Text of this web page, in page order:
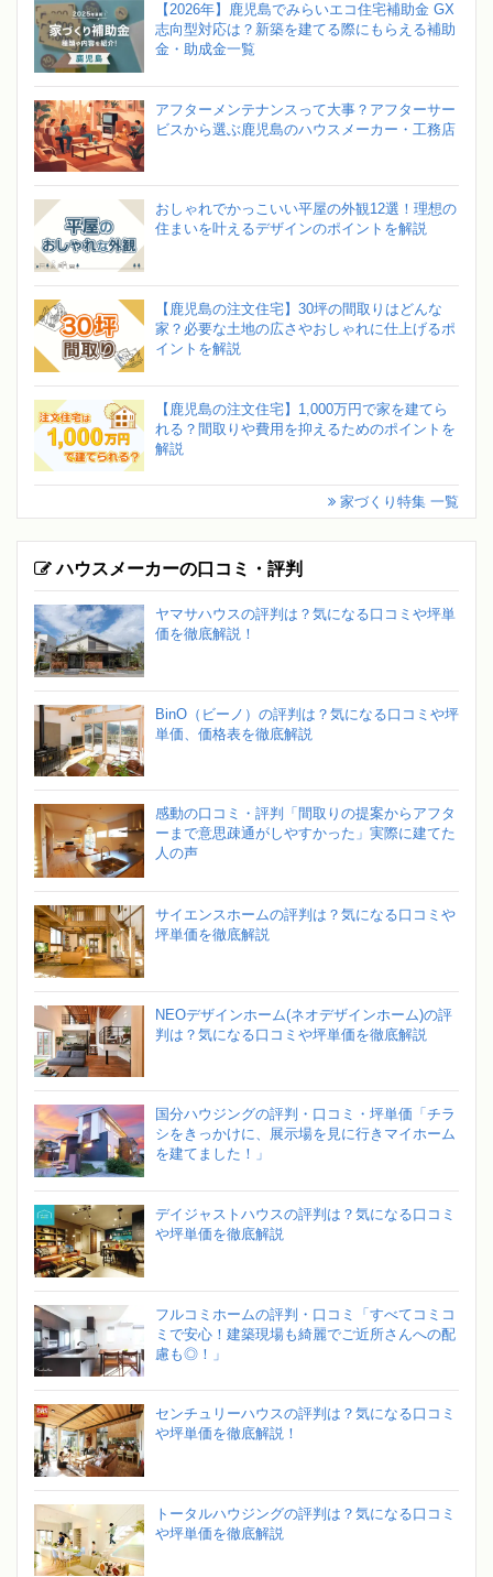
【2026年】鹿児島でみらいエコ住宅補助金 GX
志向型対応は？新築を建てる際にもらえる補助
金・助成金一覧
アフターメンテナンスって大事？アフターサー
ビスから選ぶ鹿児島のハウスメーカー・工務店
おしゃれでかっこいい平屋の外観12選！理想の
住まいを叶えるデザインのポイントを解説
【鹿児島の注文住宅】30坪の間取りはどんな
家？必要な土地の広さやおしゃれに仕上げるポ
イントを解説
【鹿児島の注文住宅】1,000万円で家を建てら
れる？間取りや費用を抑えるためのポイントを
解説
家づくり特集 一覧
ハウスメーカーの口コミ・評判
ヤマサハウスの評判は？気になる口コミや坪単
価を徹底解説！
BinO（ビーノ）の評判は？気になる口コミや坪
単価、価格表を徹底解説
感動の口コミ・評判「間取りの提案からアフタ
ーまで意思疎通がしやすかった」実際に建てた
人の声
サイエンスホームの評判は？気になる口コミや
坪単価を徹底解説
NEOデザインホーム(ネオデザインホーム)の評
判は？気になる口コミや坪単価を徹底解説
国分ハウジングの評判・口コミ・坪単価「チラ
シをきっかけに、展示場を見に行きマイホーム
を建てました！」
デイジャストハウスの評判は？気になる口コミ
や坪単価を徹底解説
フルコミホームの評判・口コミ「すべてコミコ
ミで安心！建築現場も綺麗でご近所さんへの配
慮も◎！」
センチュリーハウスの評判は？気になる口コミ
や坪単価を徹底解説！
トータルハウジングの評判は？気になる口コミ
や坪単価を徹底解説